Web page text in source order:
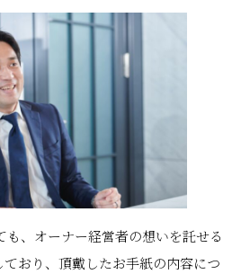
、オーナー経営者の想いを託せる
おり、頂戴したお手紙の内容につ